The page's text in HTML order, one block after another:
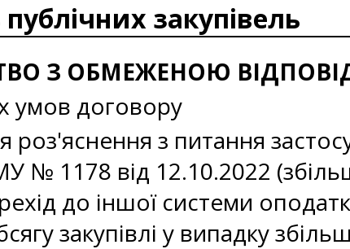
закупівель
З ОБМЕЖЕНОЮ
умов договору
з питання
№ 1178 від 12.10.2022
до іншої системи
закупівлі у випадку